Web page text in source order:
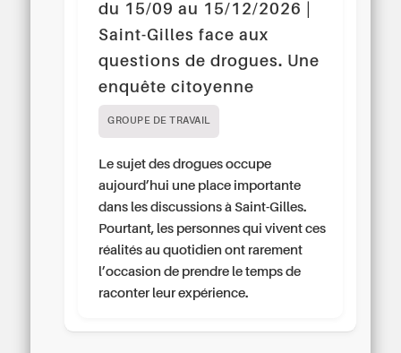
du 15/09 au 15/12/2026 |
Saint-Gilles face aux
questions de drogues. Une
enquête citoyenne
GROUPE DE TRAVAIL
Le sujet des drogues occupe
aujourd’hui une place importante
dans les discussions à Saint-Gilles.
Pourtant, les personnes qui vivent ces
réalités au quotidien ont rarement
l’occasion de prendre le temps de
raconter leur expérience.